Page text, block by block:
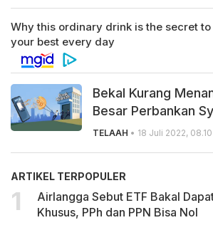
Bekal Kurang
Besar Perbankan
TELAAH • 18 Juli 2022, 08.10
ARTIKEL TERPOPULER
Airlangga Sebut ETF Bakal
Khusus, PPh dan PPN Bisa Nol